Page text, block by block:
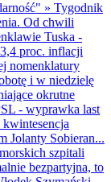
» Tygodnik
Od chwili
Tuska -
proc. inflacji
nomenklatury
i w niedzielę
okrutne
- wyprawka last
Jolanty Sobieran...
szpitali
bezpartyjna, to